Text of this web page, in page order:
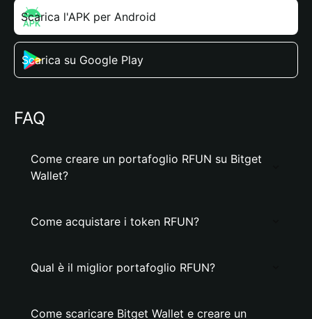
Scarica l'APK per Android
Scarica su Google Play
FAQ
Come creare un portafoglio RFUN su Bitget
Wallet?
Come acquistare i token RFUN?
Qual è il miglior portafoglio RFUN?
Come scaricare Bitget Wallet e creare un